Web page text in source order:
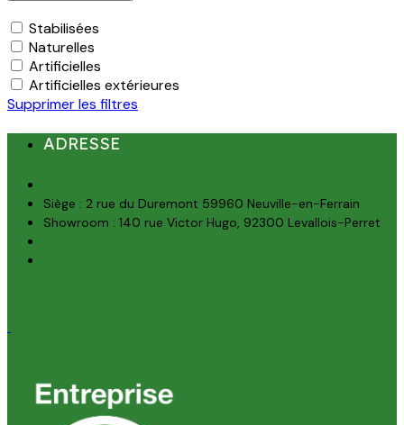
Stabilisées
Naturelles
Artificielles
Artificielles extérieures
Supprimer les filtres
ADRESSE
Siège : 2 rue du Duremont 59960 Neuville-en-Ferrain
Showroom : 140 rue Victor Hugo, 92300 Levallois-Perret